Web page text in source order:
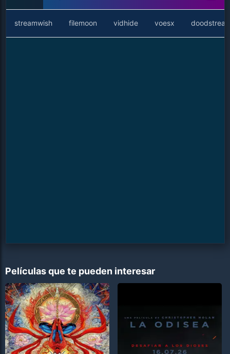
streamwish filemoon vidhide voesx
Películas que te pueden interesar